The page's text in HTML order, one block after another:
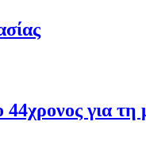
για τη